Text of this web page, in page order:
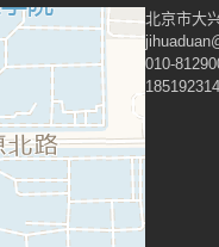
北京市大
010-